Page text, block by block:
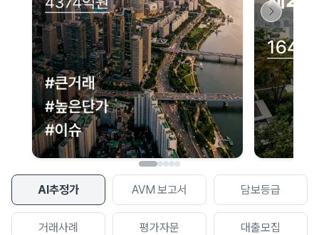
AI추정가 AVM 보고서 담보등급
거래사례 평가자문 대출모집
현재 네이버 지도 연결이 원활하지 않아 지도를 불러올 수 없습니다.
이용에 불편을 드려 죄송합니다.
다시 시도